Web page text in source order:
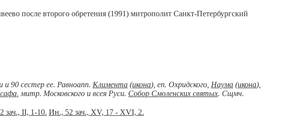
после второго обретения (1991) митрополит Санкт-Петербургский
и 90 сестер ее. Равноапп. Климента (икона), еп. Охридского, Наума (икона),
, митр. Московского и всея Руси. Собор Смоленских святых. Сщмч.
зач., II, 1-10. Ин., 52 зач., XV, 17 - XVI, 2.